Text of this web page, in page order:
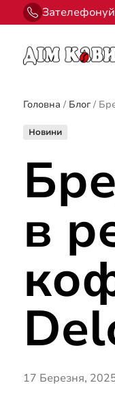
Головна / Блог/
Новини
в
17 Березня,